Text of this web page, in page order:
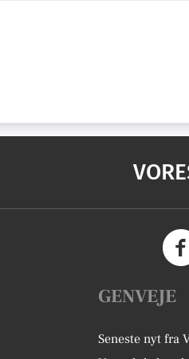
GENVEJE
Seneste nyt fra